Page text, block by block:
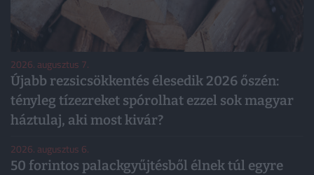
2026. augusztus 7.
Újabb rezsicsökkentés élesedik 2026 őszén:
tényleg tízezreket spórolhat ezzel sok magyar
háztulaj, aki most kivár?
2026. augusztus 6.
50 forintos palackgyűjtésből élnek túl egyre